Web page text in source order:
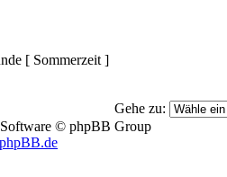
[ Sommerzeit ]
Gehe zu:
© phpBB Group
phpBB.de